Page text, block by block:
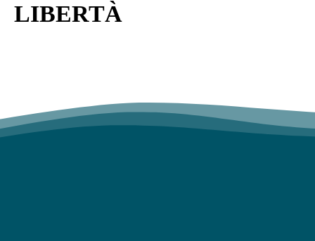
LIBERTÀ